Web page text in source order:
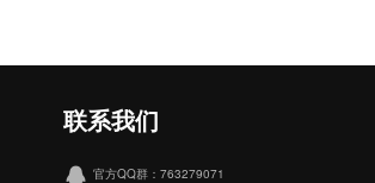
联系我们
官方QQ群：763279071